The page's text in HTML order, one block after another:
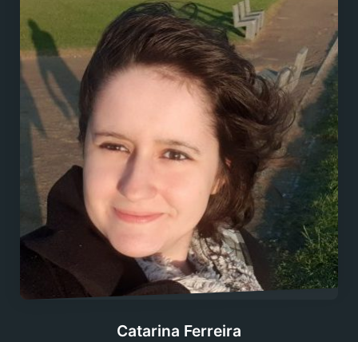
Catarina Ferreira